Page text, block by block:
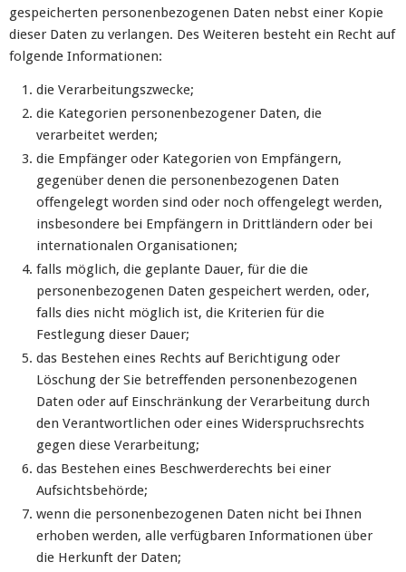
gespeicherten personenbezogenen Daten nebst einer Kopie
dieser Daten zu verlangen. Des Weiteren besteht ein Recht auf
folgende Informationen:
die Verarbeitungszwecke;
die Kategorien personenbezogener Daten, die
verarbeitet werden;
die Empfänger oder Kategorien von Empfängern,
gegenüber denen die personenbezogenen Daten
offengelegt worden sind oder noch offengelegt werden,
insbesondere bei Empfängern in Drittländern oder bei
internationalen Organisationen;
falls möglich, die geplante Dauer, für die die
personenbezogenen Daten gespeichert werden, oder,
falls dies nicht möglich ist, die Kriterien für die
Festlegung dieser Dauer;
das Bestehen eines Rechts auf Berichtigung oder
Löschung der Sie betreffenden personenbezogenen
Daten oder auf Einschränkung der Verarbeitung durch
den Verantwortlichen oder eines Widerspruchsrechts
gegen diese Verarbeitung;
das Bestehen eines Beschwerderechts bei einer
Aufsichtsbehörde;
wenn die personenbezogenen Daten nicht bei Ihnen
erhoben werden, alle verfügbaren Informationen über
die Herkunft der Daten;